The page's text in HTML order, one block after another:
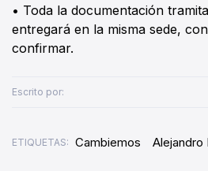
• Toda la documentación
entregará en la misma sede,
confirmar.
Escrito por:
ETIQUETAS: Cambiemos Alejandro